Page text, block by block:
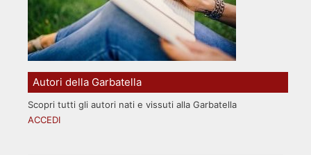
Autori della Garbatella
Scopri tutti gli autori nati e vissuti alla Garbatella
ACCEDI